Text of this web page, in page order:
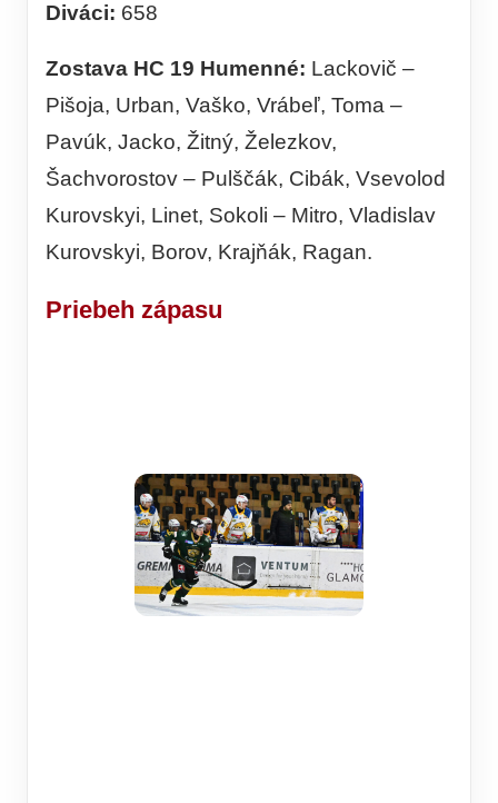
Diváci: 658
Zostava HC 19 Humenné: Lackovič –
Pišoja, Urban, Vaško, Vrábeľ, Toma –
Pavúk, Jacko, Žitný, Železkov,
Šachvorostov – Pulščák, Cibák, Vsevolod
Kurovskyi, Linet, Sokoli – Mitro, Vladislav
Kurovskyi, Borov, Krajňák, Ragan.
Priebeh zápasu